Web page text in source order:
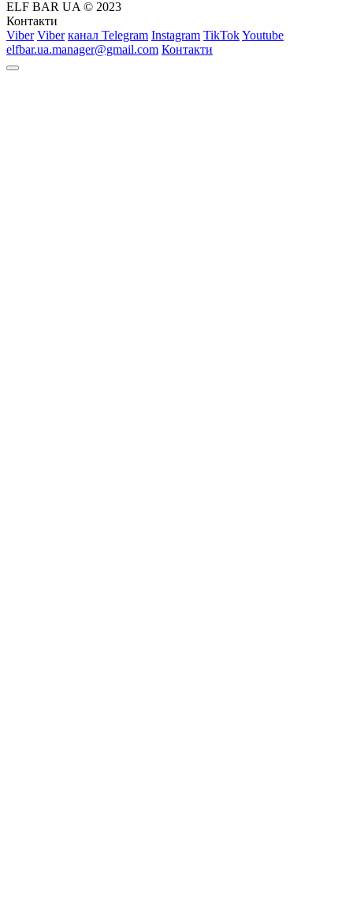
ELF BAR UA © 2023
Контакти
Viber Viber канал Telegram Instagram TikTokYoutube
elfbar.ua.manager@gmail.com Контакти